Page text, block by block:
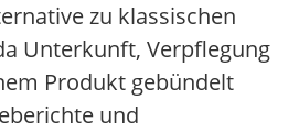
zu klassischen
Unterkunft, Verpflegung
Produkt gebündelt
und